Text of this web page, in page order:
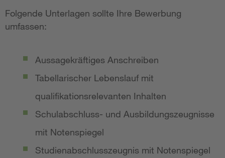
Folgende Unterlagen sollte Ihre Bewerbung
umfassen:
Aussagekräftiges Anschreiben
Tabellarischer Lebenslauf mit
qualifikationsrelevanten Inhalten
Schulabschluss- und Ausbildungszeugnisse
mit Notenspiegel
Studienabschlusszeugnis mit Notenspiegel